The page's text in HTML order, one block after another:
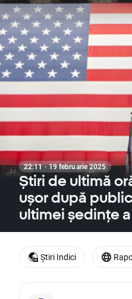
22:11 · 19 februarie 2025
Știri de ultimă
ușor după
ultimei ședințe
Știri Indici